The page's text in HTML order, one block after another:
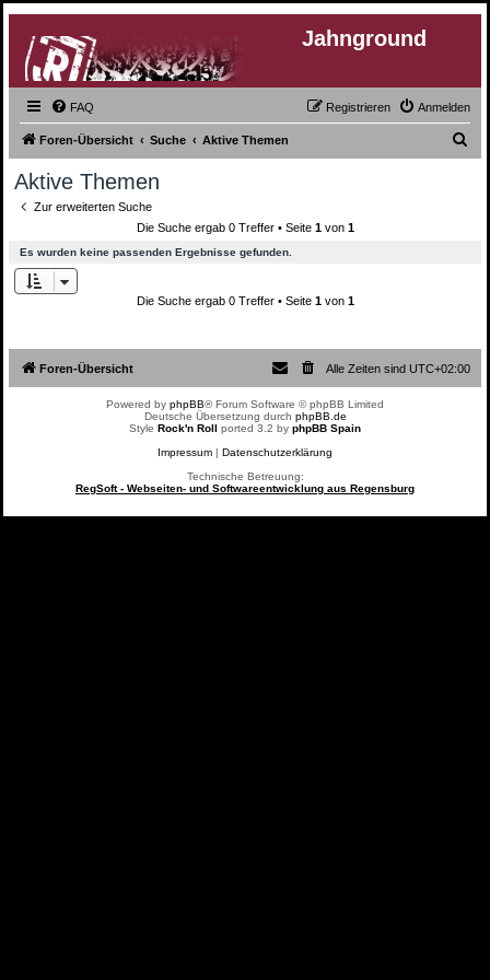
Jahnground
FAQ Anmelden
Registrieren
Foren-Übersicht Suche Aktive Themen
Aktive Themen
Zur erweiterten Suche
Die Suche ergab 0 Treffer • Seite 1von 1
Es wurden keine passenden Ergebnisse gefunden.
Die Suche ergab 0 Treffer • Seite 1von 1
Foren-Übersicht Alle Zeiten sind UTC+02:00
Powered by phpBB® Forum Software © phpBB Limited
Deutsche Übersetzung durch phpBB.de
Style Rock'n Roll ported 3.2 by phpBB Spain
Impressum | Datenschutzerklärung
Technische Betreuung:
RegSoft - Webseiten- und Softwareentwicklung aus Regensburg